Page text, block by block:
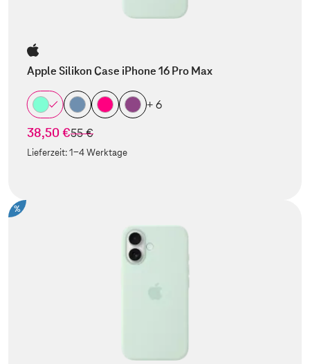
Apple Silikon Case iPhone 16 Pro Max
+ 6
38,50 €statt
55 €
Lieferzeit:1-4 Werktage
%